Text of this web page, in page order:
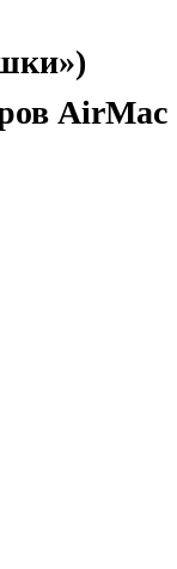
AirMac